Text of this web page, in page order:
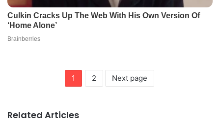
1 2 Next page
Related Articles